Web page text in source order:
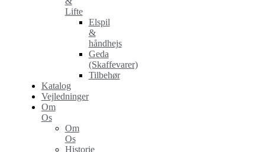
Lifte
Elspil
&
håndhejs
Geda
(Skaffevarer)
Tilbehør
Katalog
Vejledninger
Om
Os
Om
Os
Historie